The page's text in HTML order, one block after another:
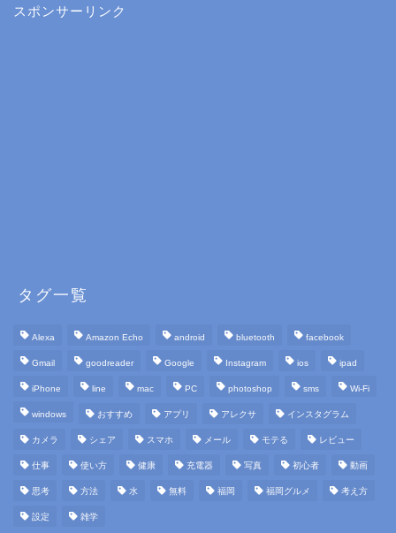
スポンサーリンク
タグ一覧
Alexa Amazon Echo android bluetooth facebook
Gmail goodreader Google Instagram ios ipad
iPhone line mac PC photoshop sms Wi-Fi
windows おすすめ アプリ アレクサ インスタグラム
カメラ シェア スマホ メール モテる レビュー
仕事 使い方 健康 充電器 写真 初心者 動画
思考 方法 水 無料 福岡 福岡グルメ 考え方
設定 雑学